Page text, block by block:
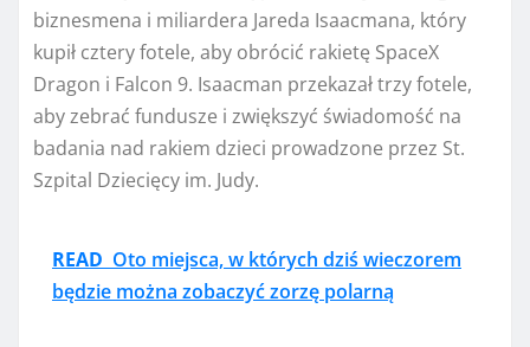
biznesmena i miliardera Jareda Isaacmana, który
kupił cztery fotele, aby obrócić rakietę SpaceX
Dragon i Falcon 9. Isaacman przekazał trzy fotele,
aby zebrać fundusze i zwiększyć świadomość na
badania nad rakiem dzieci prowadzone przez St.
Szpital Dziecięcy im. Judy.
READ Oto miejsca, w których dziś wieczorem
będzie można zobaczyć zorzę polarną